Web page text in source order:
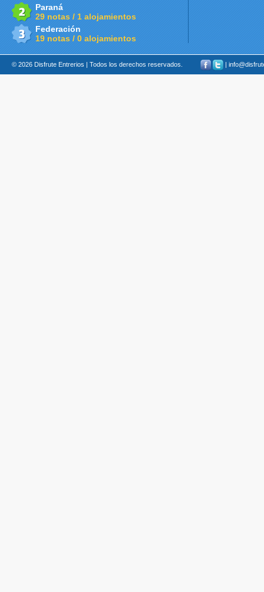
Paraná
29 notas / 1 alojamientos
Federación
19 notas / 0 alojamientos
© 2026 Disfrute Entrerios | Todos los derechos reservados. |